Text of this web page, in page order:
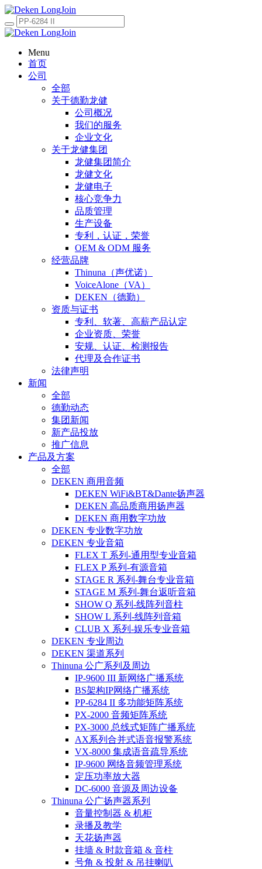
Menu
首页
公司
全部
关于德勤龙健
公司概况
我们的服务
企业文化
关于龙健集团
龙健集团简介
龙健文化
龙健电子
核心竞争力
品质管理
生产设备
专利，认证，荣誉
OEM & ODM 服务
经营品牌
Thinuna（声优诺）
VoiceAlone（VA）
DEKEN（德勤）
资质与证书
专利、软著、高薪产品认定
企业资质、荣誉
安规、认证、检测报告
代理及合作证书
法律声明
新闻
全部
德勤动态
集团新闻
新产品投放
推广信息
产品及方案
全部
DEKEN 商用音频
DEKEN WiFi&BT&Dante扬声器
DEKEN 高品质商用扬声器
DEKEN 商用数字功放
DEKEN 专业数字功放
DEKEN 专业音箱
FLEX T 系列-通用型专业音箱
FLEX P 系列-有源音箱
STAGE R 系列-舞台专业音箱
STAGE M 系列-舞台返听音箱
SHOW Q 系列-线阵列音柱
SHOW L 系列-线阵列音箱
CLUB X 系列-娱乐专业音箱
DEKEN 专业周边
DEKEN 渠道系列
Thinuna 公广系列及周边
IP-9600 III 新网络广播系统
BS架构IP网络广播系统
PP-6284 II 多功能矩阵系统
PX-2000 音频矩阵系统
PX-3000 总线式矩阵广播系统
AX系列合并式语音报警系统
VX-8000 集成语音疏导系统
IP-9600 网络音频管理系统
定压功率放大器
DC-6000 音源及周边设备
Thinuna 公广扬声器系列
音量控制器 & 机柜
录播及教学
天花扬声器
挂墙 & 时款音箱 & 音柱
号角 & 投射 & 吊挂喇叭